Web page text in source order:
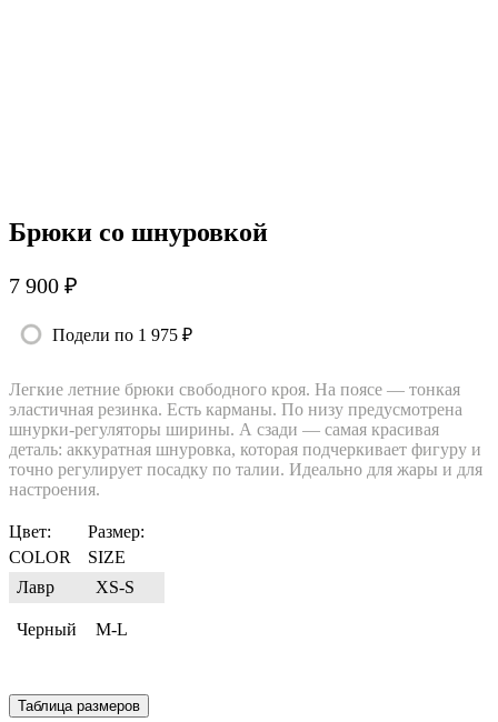
Брюки со шнуровкой
7 900 ₽
Подели по 1 975 ₽
Легкие летние брюки свободного кроя. На поясе — тонкая
эластичная резинка. Есть карманы. По низу предусмотрена
шнурки-регуляторы ширины. А сзади — самая красивая
деталь: аккуратная шнуровка, которая подчеркивает фигуру и
точно регулирует посадку по талии. Идеально для жары и для
настроения.
Цвет:
COLOR
Лавр
Черный
Размер:
SIZE
XS-S
M-L
Таблица размеров